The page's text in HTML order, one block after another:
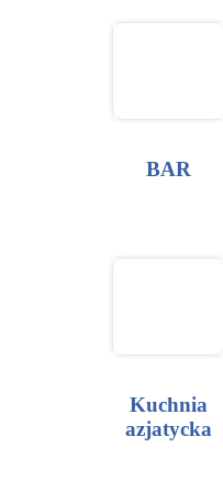
BAR
Kuchnia
azjatycka